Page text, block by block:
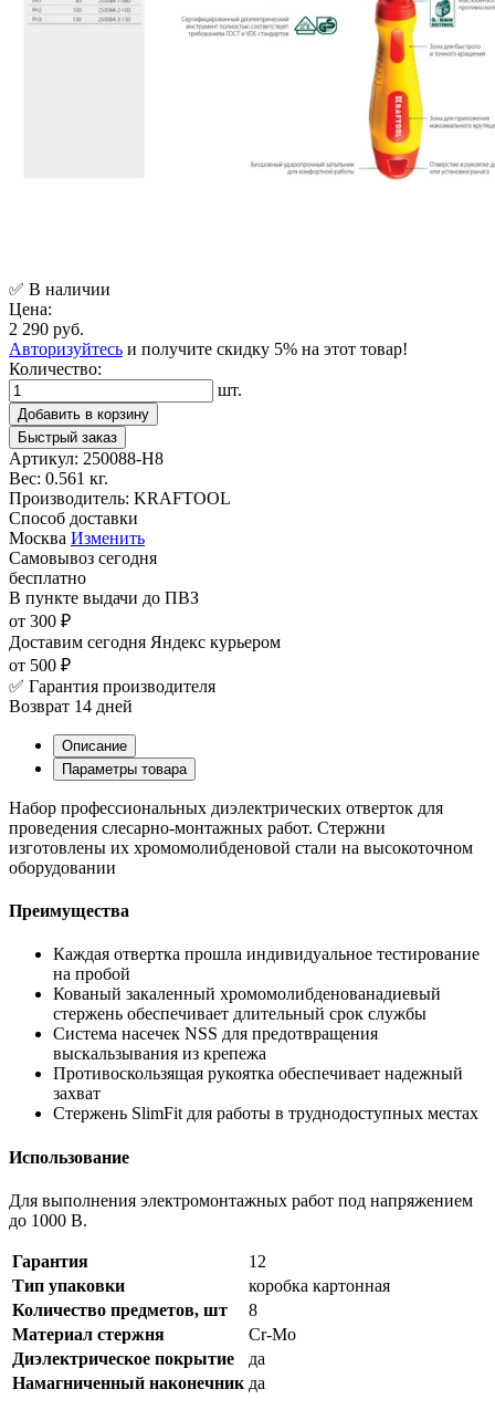
✅ В наличии
Цена:
2 290 руб.
Авторизуйтесь и получите скидку 5% на этот товар!
Количество:
шт.
Добавить в корзину
Быстрый заказ
Артикул: 250088-H8
Вес: 0.561 кг.
Производитель: KRAFTOOL
Способ доставки
Москва Изменить
Самовывоз сегодня
бесплатно
В пункте выдачи до ПВЗ
от 300 ₽
Доставим сегодня Яндекс курьером
от 500 ₽
✅ Гарантия производителя
Возврат 14 дней
Описание
Параметры товара
Набор профессиональных диэлектрических отверток для
проведения слесарно-монтажных работ. Стержни
изготовлены их хромомолибденовой стали на высокоточном
оборудовании
Преимущества
Каждая отвертка прошла индивидуальное тестирование
на пробой
Кованый закаленный хромомолибденованадиевый
стержень обеспечивает длительный срок службы
Система насечек NSS для предотвращения
выскальзывания из крепежа
Противоскользящая рукоятка обеспечивает надежный
захват
Стержень SlimFit для работы в труднодоступных местах
Использование
Для выполнения электромонтажных работ под напряжением
до 1000 В.
Гарантия
12
Тип упаковки
коробка картонная
Количество предметов, шт
8
Материал стержня
Cr-Mo
Диэлектрическое покрытие
да
Намагниченный наконечник да